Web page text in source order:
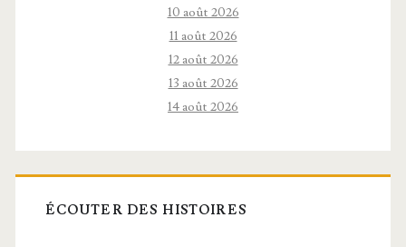
10 août 2026
11 août 2026
12 août 2026
13 août 2026
14 août 2026
ÉCOUTER DES HISTOIRES